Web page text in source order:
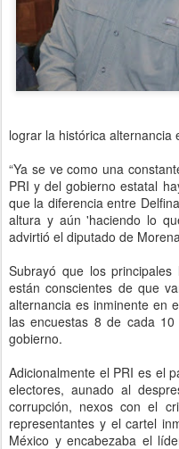
lograr la histórica alternancia
“Ya se ve como una
PRI y del gobierno estatal
que la diferencia entre
altura y aún 'haciendo lo
advirtió el diputado de
Subrayó que los
están conscientes de que
alternancia es inminente en
las encuestas 8 de cada
gobierno.
Adicionalmente el PRI es el
electores, aunado al
corrupción, nexos con el
representantes y el cartel
México y encabezaba el